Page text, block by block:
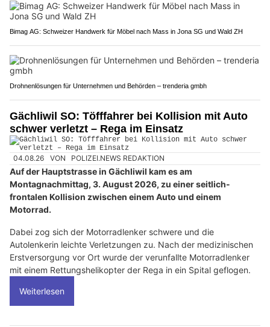
Bimag AG: Schweizer Handwerk für Möbel nach Mass in Jona SG und Wald ZH
Drohnenlösungen für Unternehmen und Behörden – trenderia gmbh
Gächliwil SO: Töfffahrer bei Kollision mit Auto
schwer verletzt – Rega im Einsatz
04.08.26 VON POLIZEI.NEWS REDAKTION
Auf der Hauptstrasse in Gächliwil kam es am
Montagnachmittag, 3. August 2026, zu einer seitlich-
frontalen Kollision zwischen einem Auto und einem
Motorrad.
Dabei zog sich der Motorradlenker schwere und die
Autolenkerin leichte Verletzungen zu. Nach der medizinischen
Erstversorgung vor Ort wurde der verunfallte Motorradlenker
mit einem Rettungshelikopter der Rega in ein Spital geflogen.
Weiterlesen